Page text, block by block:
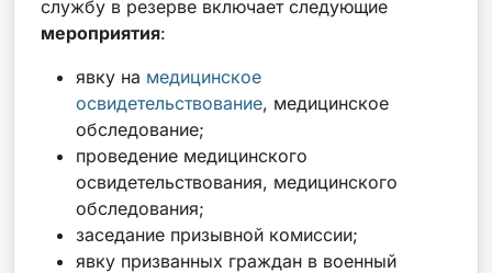
службу в резерве включает следующие
мероприятия:
явку на медицинское
освидетельствование, медицинское
обследование;
проведение медицинского
освидетельствования, медицинского
обследования;
заседание призывной комиссии;
явку призванных граждан в военный